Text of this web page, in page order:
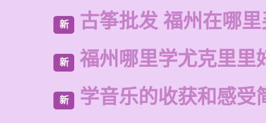
新 古筝批发 福州在哪
新 福州哪里学尤克里里
新 学音乐的收获和感受